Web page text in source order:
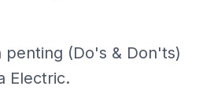
penting (Do's & Don'ts)
Electric.